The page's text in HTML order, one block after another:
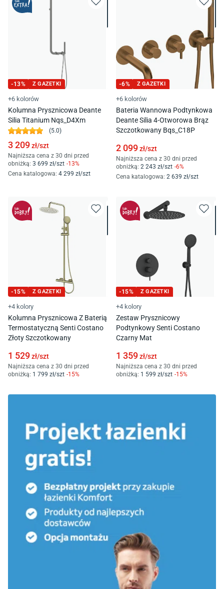
-13% Z GAZETKI
+6 kolorów
Kolumna Prysznicowa Deante
Silia Titanium Nqs_D4Xm
(5.0)
3 209zł/szt
Najniższa cena z 30 dni przed
obniżką: 3 699 zł/szt -13%
Cena katalogowa: 4 299 zł/szt
-6% Z GAZETKI
+6 kolorów
Bateria Wannowa Podtynkowa
Deante Silia 4-Otworowa Brąz
Szczotkowany Bqs_C18P
2 099zł/szt
Najniższa cena z 30 dni przed
obniżką: 2 243 zł/szt -6%
Cena katalogowa: 2 639 zł/szt
-15% Z GAZETKI
+4 kolory
Kolumna Prysznicowa Z Baterią
Termostatyczną Senti Costano
Złoty Szczotkowany
1 529zł/szt
Najniższa cena z 30 dni przed
obniżką: 1 799 zł/szt -15%
-15% Z GAZETKI
+4 kolory
Zestaw Prysznicowy
Podtynkowy Senti Costano
Czarny Mat
1 359zł/szt
Najniższa cena z 30 dni przed
obniżką: 1 599 zł/szt -15%